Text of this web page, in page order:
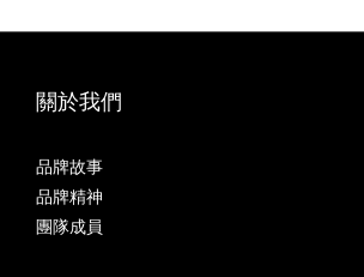
關於我們
品牌故事
品牌精神
團隊成員